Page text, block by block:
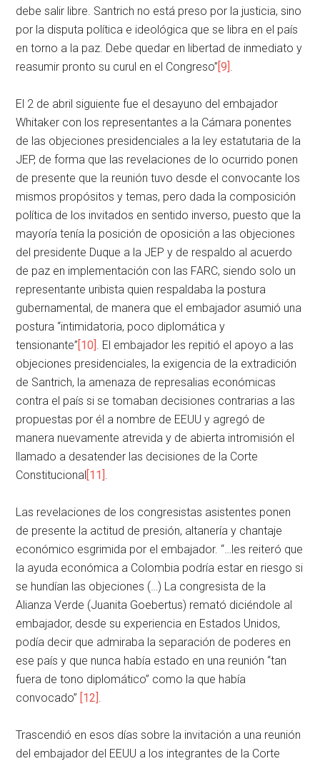
debe salir libre. Santrich no está preso por la justicia, sino
por la disputa política e ideológica que se libra en el país
en torno a la paz. Debe quedar en libertad de inmediato y
reasumir pronto su curul en el Congreso”[9].
El 2 de abril siguiente fue el desayuno del embajador
Whitaker con los representantes a la Cámara ponentes
de las objeciones presidenciales a la ley estatutaria de la
JEP, de forma que las revelaciones de lo ocurrido ponen
de presente que la reunión tuvo desde el convocante los
mismos propósitos y temas, pero dada la composición
política de los invitados en sentido inverso, puesto que la
mayoría tenía la posición de oposición a las objeciones
del presidente Duque a la JEP y de respaldo al acuerdo
de paz en implementación con las FARC, siendo solo un
representante uribista quien respaldaba la postura
gubernamental, de manera que el embajador asumió una
postura “intimidatoria, poco diplomática y
tensionante”[10]. El embajador les repitió el apoyo a las
objeciones presidenciales, la exigencia de la extradición
de Santrich, la amenaza de represalias económicas
contra el país si se tomaban decisiones contrarias a las
propuestas por él a nombre de EEUU y agregó de
manera nuevamente atrevida y de abierta intromisión el
llamado a desatender las decisiones de la Corte
Constitucional[11].
Las revelaciones de los congresistas asistentes ponen
de presente la actitud de presión, altanería y chantaje
económico esgrimida por el embajador. “…les reiteró que
la ayuda económica a Colombia podría estar en riesgo si
se hundían las objeciones (…) La congresista de la
Alianza Verde (Juanita Goebertus) remató diciéndole al
embajador, desde su experiencia en Estados Unidos,
podía decir que admiraba la separación de poderes en
ese país y que nunca había estado en una reunión “tan
fuera de tono diplomático” como la que había
convocado” [12].
Trascendió en esos días sobre la invitación a una reunión
del embajador del EEUU a los integrantes de la Corte